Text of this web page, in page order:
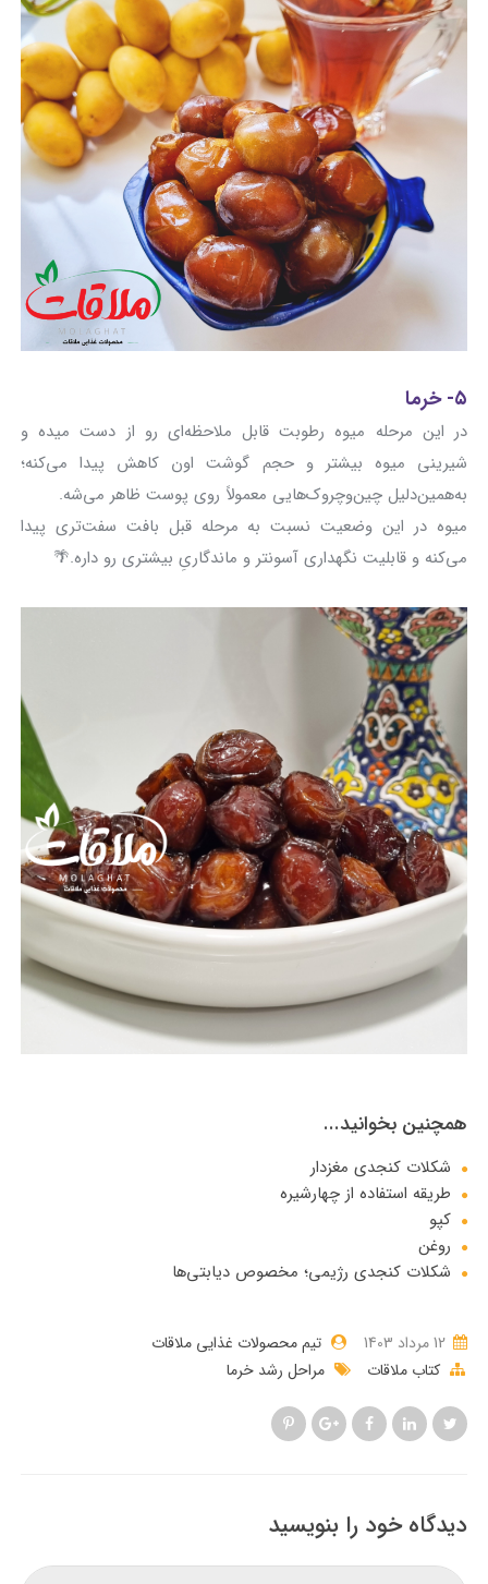
۵- خرما
در این مرحله میوه رطوبت قابل‌ ملاحظه‌ای رو از دست میده و
شیرینی میوه بیشتر و حجم گوشت اون کاهش پیدا می‌کنه؛
به‌همین‌دلیل چین‌وچروک‌هایی معمولاً روی پوست ظاهر می‌شه.
میوه در این وضعیت نسبت به مرحله قبل بافت سفت‌تری پیدا
می‌کنه و قابلیت نگهداری آسونتر و ماندگاریِ بیشتری رو داره.🌴
همچنین بخوانید...
شکلات کنجدی مغزدار
طریقه استفاده از چهارشیره
کپو
روغن
شکلات کنجدی رژیمی؛ مخصوص دیابتی‌ها
تیم محصولات غذایی ملاقات
کتاب ملاقات
مراحل رشد خرما
دیدگاه خود را بنویسید